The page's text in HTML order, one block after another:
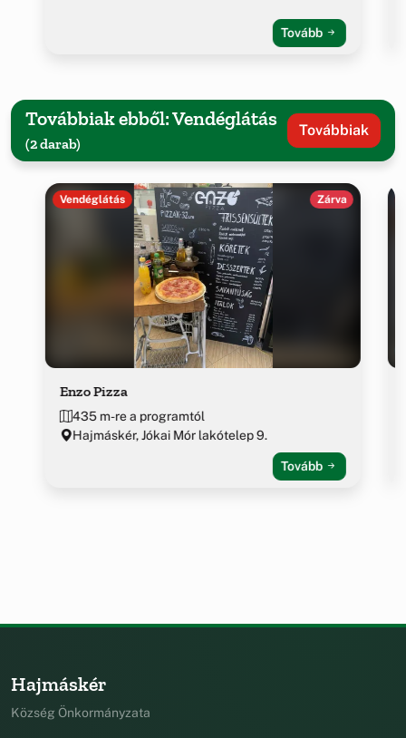
Tovább
Továbbiak ebből: Vendéglátás
(2 darab)
Továbbiak
Vendéglátás Zárva
Enzo Pizza
435 m-re a programtól
Hajmáskér, Jókai Mór lakótelep 9.
Tovább
Hajmáskér
Község Önkormányzata